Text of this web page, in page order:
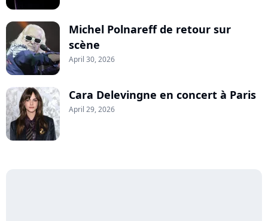
Michel Polnareff de retour sur
scène
April 30, 2026
Cara Delevingne en concert à Paris
April 29, 2026